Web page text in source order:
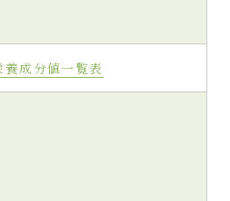
養成分値一覧表